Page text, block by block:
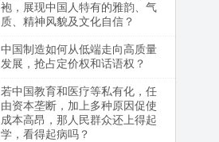
袍，展现中国人特有的雅韵、气
质、精神风貌及文化自信？
中国制造如何从低端走向高质量
发展，抢占定价权和话语权？
若中国教育和医疗等私有化，任
由资本垄断，加上多种原因促使
成本高昂，那人民群众还上得起
学，看得起病吗？